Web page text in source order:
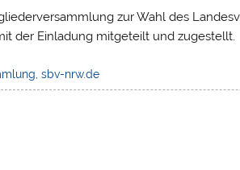
zur Wahl des
der Einladung mitgeteilt und zugestellt.
sbv-nrw.de